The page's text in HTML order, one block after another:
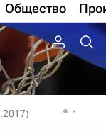
Общество